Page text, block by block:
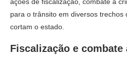
ações de fiscalização, combate à
para o trânsito em diversos trechos
cortam o estado.
Fiscalização e combate